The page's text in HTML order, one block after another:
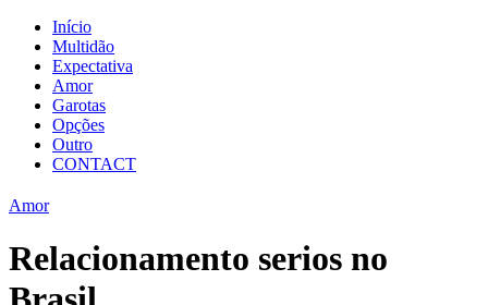
Início
Multidão
Expectativa
Amor
Garotas
Opções
Outro
CONTACT
Amor
Relacionamento serios no